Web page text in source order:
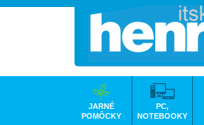
JARNÉ
POMÔCKY
PC,
NOTEBOOKY